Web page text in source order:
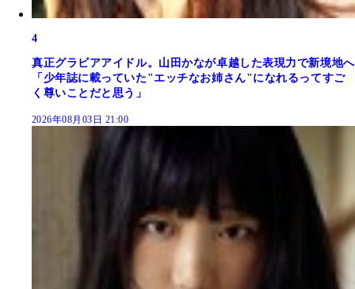
4
真正グラビアアイドル。山田かなが卓越した表現力で新境地へ
「少年誌に載っていた"エッチなお姉さん"になれるってすご
く尊いことだと思う」
2026年08月03日 21:00